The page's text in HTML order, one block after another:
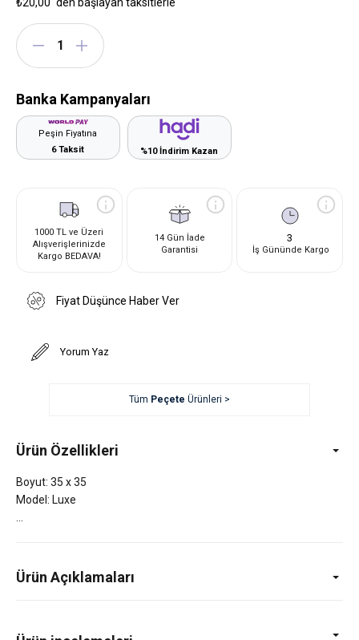
Banka Kampanyaları
Peşin Fiyatına
6 Taksit
%10 İndirim Kazan
1000 TL ve Üzeri
Alışverişlerinizde
Kargo BEDAVA!
14 Gün İade
Garantisi
3
İş Gününde Kargo
Fiyat Düşünce Haber Ver
Yorum Yaz
Tüm Peçete Ürünleri >
Ürün Özellikleri
Boyut: 35 x 35
Model: Luxe
Ürün Açıklamaları